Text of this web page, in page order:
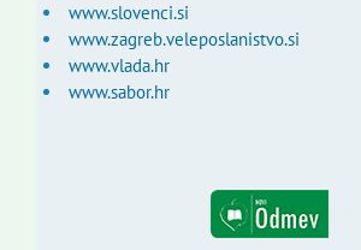
www.slovenci.si
www.zagreb.veleposlanistvo.si
www.vlada.hr
www.sabor.hr